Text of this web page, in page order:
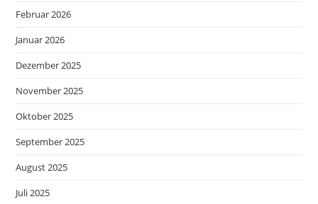
Februar 2026
Januar 2026
Dezember 2025
November 2025
Oktober 2025
September 2025
August 2025
Juli 2025